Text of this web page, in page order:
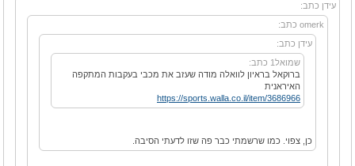
עידן כתב:
omerk כתב:
עידן כתב:
שמואל1 כתב:
ברוקאל בראיון לוואלה מודה שעזב את מכבי בעקבות המתקפה
האיראנית
https://sports.walla.co.il/item/3686966
כן, צפוי. כמו שרשמתי כבר פה שזו לדעתי הסיבה.